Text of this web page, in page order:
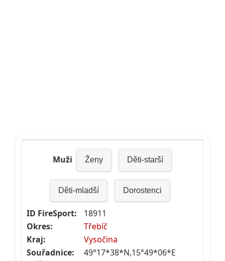
Muži Ženy Děti-starší
Děti-mladší Dorostenci
ID FireSport:
18911
Okres:
Třebíč
Kraj:
Vysočina
Souřadnice:
49°17*38*N,15°49*06*E